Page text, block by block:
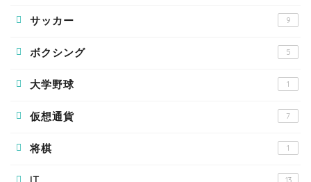
サッカー 9
ボクシング 5
大学野球 1
仮想通貨 7
将棋 1
13